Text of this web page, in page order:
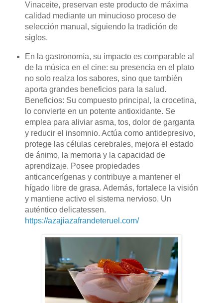
Vinaceite, preservan este producto de máxima
calidad mediante un minucioso proceso de
selección manual, siguiendo la tradición de
siglos.
En la gastronomía, su impacto es comparable al
de la música en el cine: su presencia en el plato
no solo realza los sabores, sino que también
aporta grandes beneficios para la salud.
Beneficios: Su compuesto principal, la crocetina,
lo convierte en un potente antioxidante. Se
emplea para aliviar asma, tos, dolor de garganta
y reducir el insomnio. Actúa como antidepresivo,
protege las células cerebrales, mejora el estado
de ánimo, la memoria y la capacidad de
aprendizaje. Posee propiedades
anticancerígenas y contribuye a mantener el
hígado libre de grasa. Además, fortalece la visión
y mantiene activo el sistema nervioso. Un
auténtico delicatessen.
https://azajiazafrandeteruel.com/